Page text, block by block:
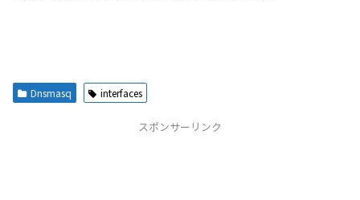
Dnsmasq interfaces
スポンサーリンク